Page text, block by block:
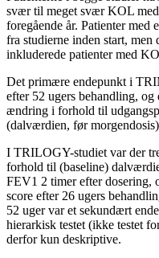
svær til meget svær KOL med
foregående år. Patienter med
fra studierne inden start,
inkluderede patienter med
Det primære endepunkt i
efter 52 ugers behandling,
ændring i forhold til
(dalværdien, før
I TRILOGY-studiet var der
forhold til (baseline)
FEV1 2 timer efter dosering,
score efter 26 ugers
52 uger var et sekundært
hierarkisk testet (ikke testet
derfor kun deskriptive.